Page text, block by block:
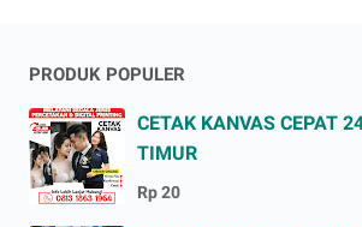
PRODUK POPULER
CETAK KANVAS CEPAT
TIMUR
Rp 20